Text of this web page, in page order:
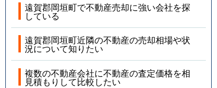
遠賀郡岡垣町で不動産売却に強い会社を探
している
遠賀郡岡垣町近隣の不動産の売却相場や状
況について知りたい
複数の不動産会社に不動産の査定価格を相
見積もりして比較したい